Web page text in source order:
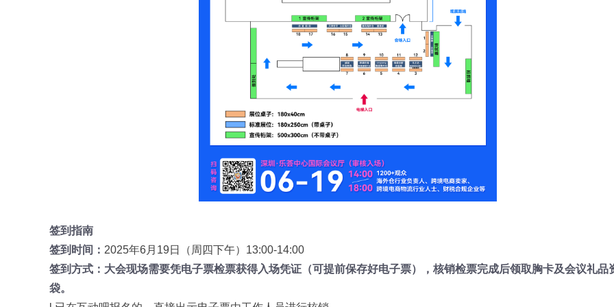
签到指南
签到时间： 2025年6月19日（周四下午）13:00-14:00
签到方式：大会现场需要凭电子票检票获得入场凭证（可提前保存好电子票），核销检票完成后领取胸卡及会议礼品
袋。